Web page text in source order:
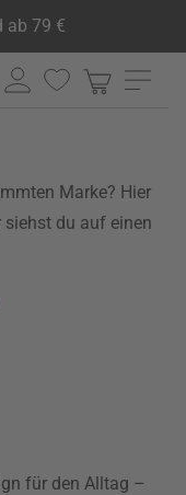
ab 79 €
Marke? Hier
siehst du auf einen
für den Alltag –